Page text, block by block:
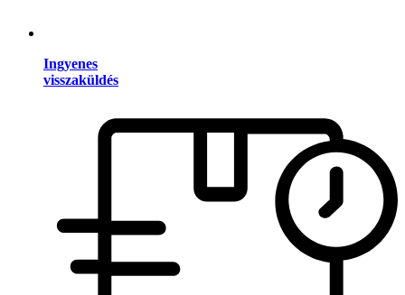
Ingyenes
visszaküldés